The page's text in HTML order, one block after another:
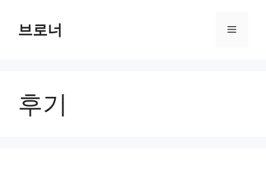
브로너 메
후기